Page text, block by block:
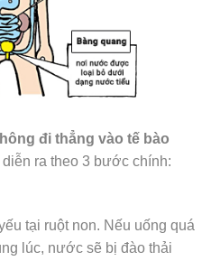
đi thẳng vào tế bào
diễn ra theo 3 bước chính:
tại ruột non. Nếu uống quá
lúc, nước sẽ bị đào thải